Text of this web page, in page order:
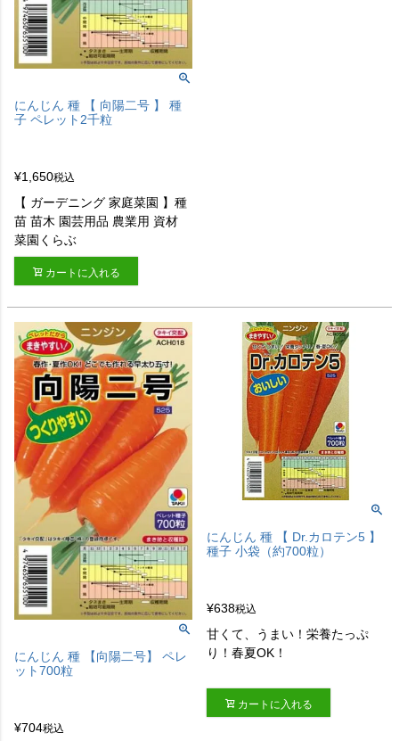
にんじん 種 【 向陽二号 】 種
子 ペレット2千粒
¥1,650税込
【 ガーデニング 家庭菜園 】種
苗 苗木 園芸用品 農業用 資材
菜園くらぶ
カートに入れる
にんじん 種 【向陽二号】 ペレ
ット700粒
¥704税込
にんじん 種 【 Dr.カロテン5 】
種子 小袋（約700粒）
¥638税込
甘くて、うまい！栄養たっぷ
り！春夏OK！
カートに入れる